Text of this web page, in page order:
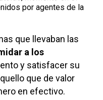
por agentes de la
que llevaban las
a los
y satisfacer su
que de valor
en efectivo.